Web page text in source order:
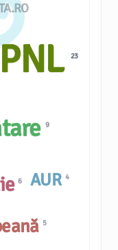
9
6
5
23
AUR 4